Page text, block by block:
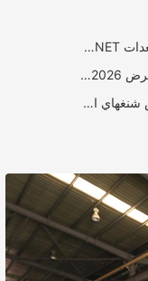
منافسة الحدود: شهادة القوة | معدات ROPENET تدعم مسابقة "كأس لوتشن للإنقاذ" في الحبال
اصنع المستقبل، اربط العالم | معرض ROPENET 2026 الدولي للبلاستيك والمطاط يصل إلى نهايته!
مجموعة روبينت تتألق في معرض شنغهاي الدولي للمطاط والبلاستيك وتعود محملة بفرص لتوسيع أعمالها العالمية